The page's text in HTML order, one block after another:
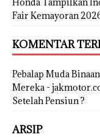
Fair Kemayoran
KOMENTAR
Pebalap Muda
Mereka -
Setelah Pensiun ?
ARSIP